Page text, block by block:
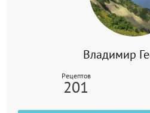
Владимир
Рецептов
201